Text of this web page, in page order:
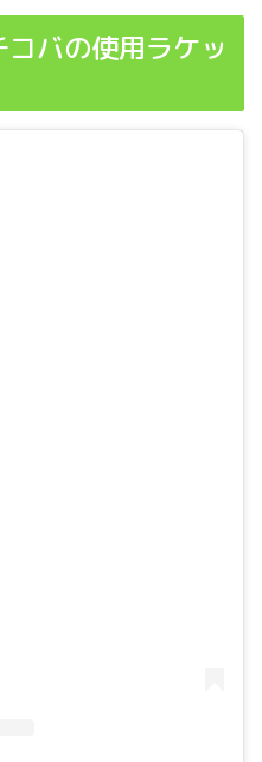
バの使用ラケッ